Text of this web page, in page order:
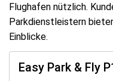
Flughafen nützlich.
Parkdienstleistern
Einblicke.
Easy Park & Fly